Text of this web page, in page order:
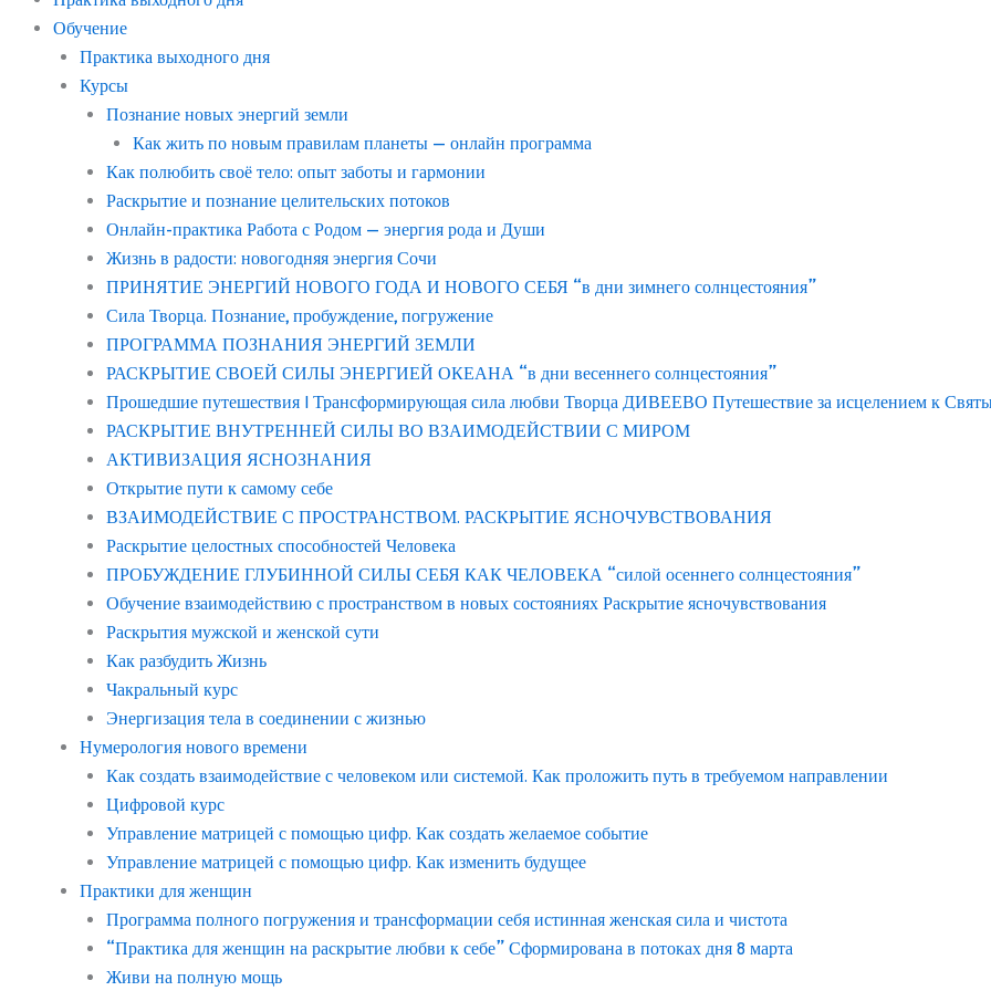
Обучение
Практика выходного дня
Курсы
Познание новых энергий земли
Как жить по новым правилам планеты — онлайн программа
Как полюбить своё тело: опыт заботы и гармонии
Раскрытие и познание целительских потоков
Онлайн-практика Работа с Родом — энергия рода и Души
Жизнь в радости: новогодняя энергия Сочи
ПРИНЯТИЕ ЭНЕРГИЙ НОВОГО ГОДА И НОВОГО СЕБЯ “в дни зимнего солнцестояния”
Сила Творца. Познание, пробуждение, погружение
ПРОГРАММА ПОЗНАНИЯ ЭНЕРГИЙ ЗЕМЛИ
РАСКРЫТИЕ СВОЕЙ СИЛЫ ЭНЕРГИЕЙ ОКЕАНА “в дни весеннего солнцестояния”
Прошедшие путешествия | Трансформирующая сила любви Творца ДИВЕЕВО Путешествие за исцелением к
РАСКРЫТИЕ ВНУТРЕННЕЙ СИЛЫ ВО ВЗАИМОДЕЙСТВИИ С МИРОМ
АКТИВИЗАЦИЯ ЯСНОЗНАНИЯ
Открытие пути к самому себе
ВЗАИМОДЕЙСТВИЕ С ПРОСТРАНСТВОМ. РАСКРЫТИЕ ЯСНОЧУВСТВОВАНИЯ
Раскрытие целостных способностей Человека
ПРОБУЖДЕНИЕ ГЛУБИННОЙ СИЛЫ СЕБЯ КАК ЧЕЛОВЕКА “силой осеннего солнцестояния”
Обучение взаимодействию с пространством в новых состояниях Раскрытие ясночувствования
Раскрытия мужской и женской сути
Как разбудить Жизнь
Чакральный курс
Энергизация тела в соединении с жизнью
Нумерология нового времени
Как создать взаимодействие с человеком или системой. Как проложить путь в требуемом направлении
Цифровой курс
Управление матрицей с помощью цифр. Как создать желаемое событие
Управление матрицей с помощью цифр. Как изменить будущее
Практики для женщин
Программа полного погружения и трансформации себя истинная женская сила и чистота
“Практика для женщин на раскрытие любви к себе” Сформирована в потоках дня 8 марта
Живи на полную мощь